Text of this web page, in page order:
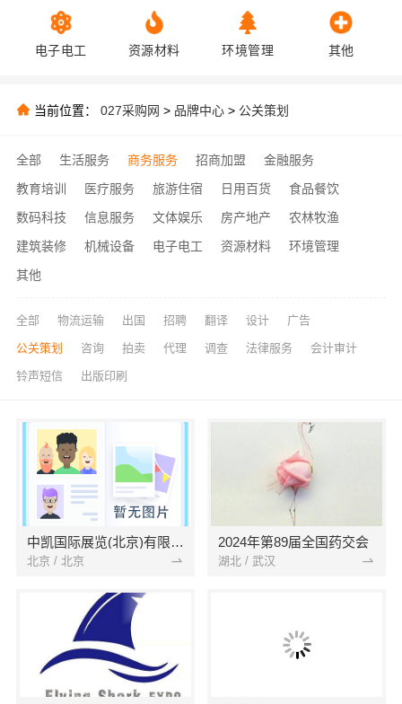
电子电工 资源材料 环境管理 其他
当前位置： 027采购网 > 品牌中心 > 公关策划
全部 生活服务 商务服务 招商加盟
金融服务
教育培训
医疗服务 旅游住宿 日用百货
食品餐饮
数码科技
信息服务 文体娱乐 房产地产
农林牧渔
建筑装修
机械设备 电子电工 资源材料
环境管理
其他
全部 物流运输 出国 招聘 翻译 设计 广告
公关策划 咨询 拍卖 代理 调查 法律服务 会计审计
铃声短信 出版印刷
中凯国际展览(北京)有限公司
北京 / 北京
2024年第89届全国药交会
湖北 / 武汉